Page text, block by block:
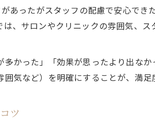
毛質や毛周期が脱毛回
他機種と比べた脱毛効
あったがスタッフの配慮で安心で
、サロンやクリニックの雰囲気、
かった」「効果が思ったより出な
気など）を明確にすることが、満足
ツ